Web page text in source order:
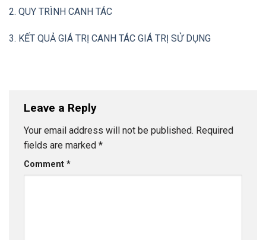
2. QUY TRÌNH CANH TÁC
3. KẾT QUẢ GIÁ TRỊ CANH TÁC GIÁ TRỊ SỬ DỤNG
Leave a Reply
Your email address will not be published. Required
fields are marked *
Comment *